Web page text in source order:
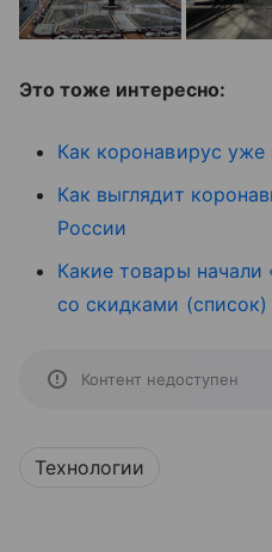
Это тоже интересно:
Как коронавирус
Как выглядит
России
Какие товары начали
со скидками (список)
Контент недоступен
Технологии